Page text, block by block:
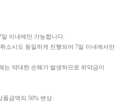
이내에만 가능합니다.
소시도 동일하게 진행되어 7일 이내에서만
는 막대한 손해가 발생하므로 위약금이
품금액의 50% 변상